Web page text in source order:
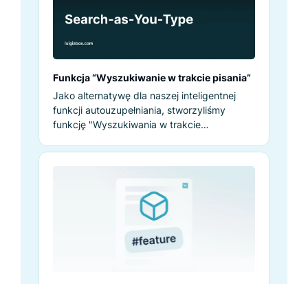
Funkcja “Wyszukiwanie w trakcie pisania”
Jako alternatywę dla naszej inteligentnej
funkcji autouzupełniania, stworzyliśmy
funkcję "Wyszukiwania w trakcie
filtry w czasie rzeczywistym, podczas
wpisywania zapytania. Wszystko to odbywa
się automatycznie i bez konieczności
klikania klawisza Enter.